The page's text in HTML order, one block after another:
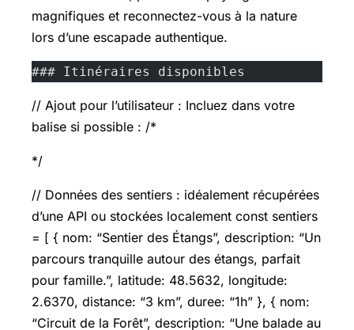
magnifiques et reconnectez-vous à la nature
lors d’une escapade authentique.
### Itinéraires disponibles
// Ajout pour l’utilisateur : Incluez dans votre
balise si possible : /*
*/
// Données des sentiers : idéalement récupérées
d’une API ou stockées localement const sentiers
= [ { nom: “Sentier des Étangs”, description: “Un
parcours tranquille autour des étangs, parfait
pour famille.”, latitude: 48.5632, longitude:
2.6370, distance: “3 km”, duree: “1h” }, { nom:
“Circuit de la Forêt”, description: “Une balade au